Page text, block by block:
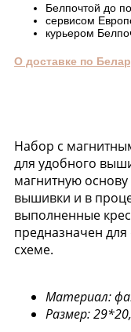
Белпочтой до
сервисом
курьером
О доставке по
Набор с
для удобного
магнитную
вышивки и в
выполненные
предназначен
схеме.
Материал:
Размер: